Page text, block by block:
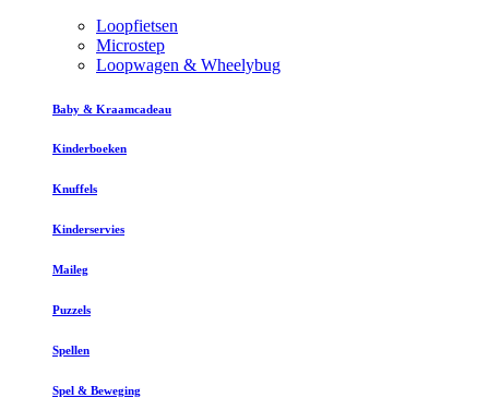
Loopfietsen
Microstep
Loopwagen & Wheelybug
Baby & Kraamcadeau
Kinderboeken
Knuffels
Kinderservies
Maileg
Puzzels
Spellen
Spel & Beweging